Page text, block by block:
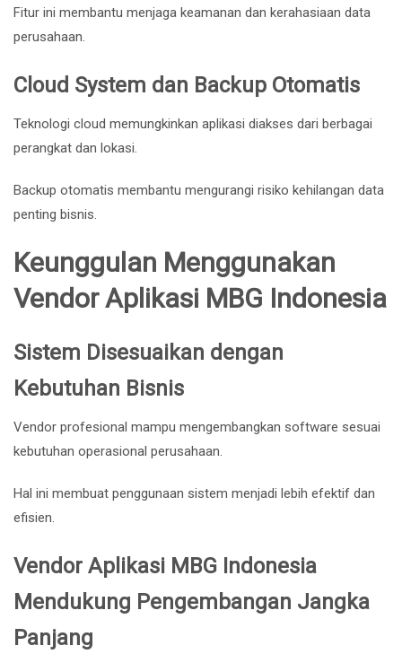
Fitur ini membantu menjaga keamanan dan kerahasiaan data
perusahaan.
Cloud System dan Backup Otomatis
Teknologi cloud memungkinkan aplikasi diakses dari berbagai
perangkat dan lokasi.
Backup otomatis membantu mengurangi risiko kehilangan data
penting bisnis.
Keunggulan Menggunakan
Vendor Aplikasi MBG Indonesia
Sistem Disesuaikan dengan
Kebutuhan Bisnis
Vendor profesional mampu mengembangkan software sesuai
kebutuhan operasional perusahaan.
Hal ini membuat penggunaan sistem menjadi lebih efektif dan
efisien.
Vendor Aplikasi MBG Indonesia
Mendukung Pengembangan Jangka
Panjang